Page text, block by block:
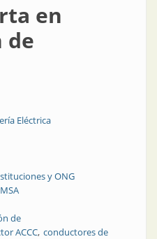
en
de
Eléctrica
y ONG
de
ACCC conductores de